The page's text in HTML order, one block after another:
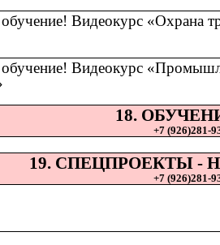
обучение! Видеокурс «Охрана
обучение! Видеокурс
18.
+7 (926)281-
19. СПЕЦПРОЕКТЫ
+7 (926)281-